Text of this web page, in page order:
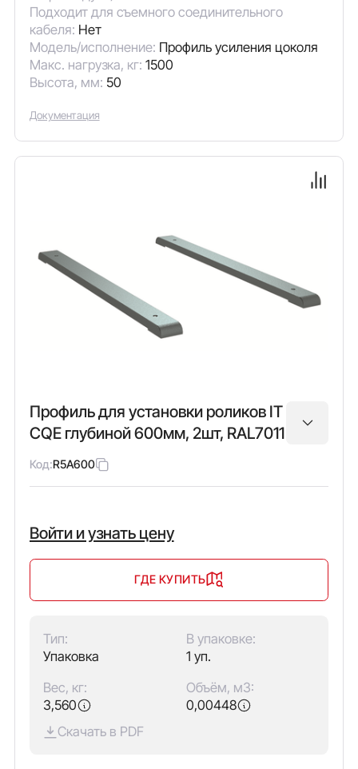
Подходит для съемного соединительного
кабеля: Нет
Модель/исполнение: Профиль усиления цоколя
Макс. нагрузка, кг: 1500
Высота, мм: 50
Документация
Профиль для установки роликов IT
CQE глубиной 600мм, 2шт, RAL7011
Код:R5A600
Войти и узнать цену
ГДЕ КУПИТЬ
Тип:
Упаковка
В упаковке:
1 уп.
Вес, кг:
3,560
Объём, м3:
0,00448
Скачать в PDF